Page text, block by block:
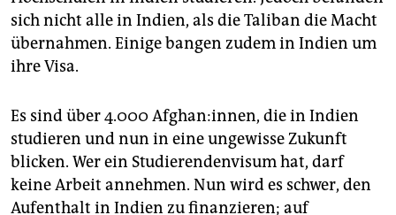
sich nicht alle in Indien, als die Taliban die Macht
übernahmen. Einige bangen zudem in Indien um
ihre Visa.
Es sind über 4.000 Afghan:innen, die in Indien
studieren und nun in eine ungewisse Zukunft
blicken. Wer ein Studierendenvisum hat, darf
keine Arbeit annehmen. Nun wird es schwer, den
Aufenthalt in Indien zu finanzieren; auf